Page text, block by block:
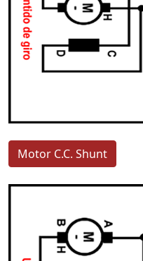
Motor C.C. Shunt